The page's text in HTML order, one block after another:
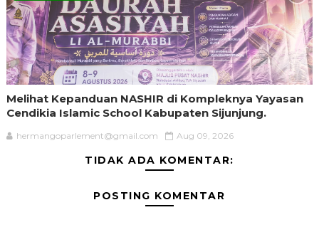
Melihat Kepanduan NASHIR di Kompleknya Yayasan
Cendikia Islamic School Kabupaten Sijunjung.
hermangoparlement@gmail.com Aug 09, 2026
TIDAK ADA KOMENTAR:
POSTING KOMENTAR